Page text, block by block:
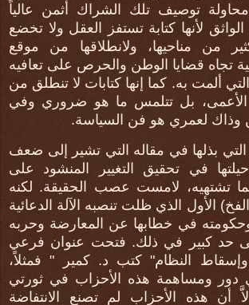
توصيف تلك الشراك أثمن عالياً
الواثق لأنها كتابة تستفز العقل ولا تخضع
من مناحيها، ولانطلاقها من موقع
تجاه قضايا الوطن والحرص على تعافيه
ألمت به. كما إنها كتابات لا تنطلق من
بل تتلمس ما هو ضروري وفي
لعمري هو فن السياسة.
التي بذلها في مقاله التي تشير إلى ضعف
في تحقيق التغيير المنشود على
تشتهيه، لامست عصب الحقيقة. لكنه
الأول الذي ظلت تنصبه الآلة الدعائية
في خطابها عن المعارضة وحربه
حد كبير في ذلك. فتحت عنوان فرعي
النظام" كتب د. كمير " فمثلاً،
ومساهمة هذه الأحزاب في ثورتي
أن هذه الأحزاب لم تصنع الانتفاضة